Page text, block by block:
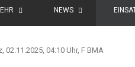
NEWS
02.11.2025, 04:10 Uhr, F BMA